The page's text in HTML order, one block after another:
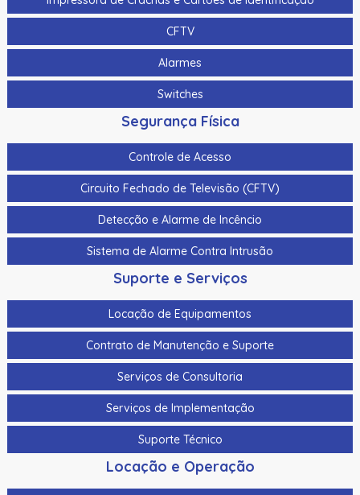
CFTV
Alarmes
Switches
Segurança Física
Controle de Acesso
Circuito Fechado de Televisão (CFTV)
Detecção e Alarme de Incêncio
Sistema de Alarme Contra Intrusão
Suporte e Serviços
Locação de Equipamentos
Contrato de Manutenção e Suporte
Serviços de Consultoria
Serviços de Implementação
Suporte Técnico
Locação e Operação